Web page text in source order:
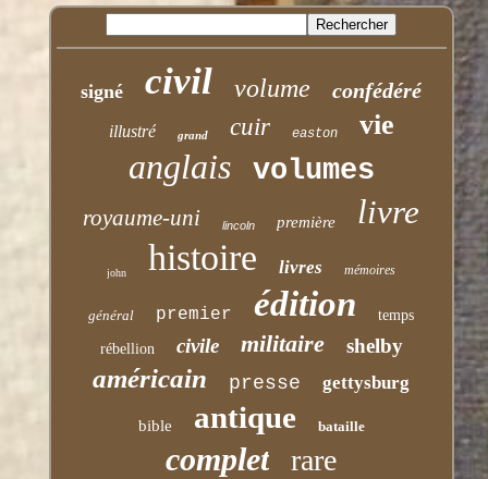
signé civil volume confédéré
illustré grand cuir easton vie
anglais volumes
royaume-uni lincoln première livre
john histoire livres mémoires
général premier édition temps
rébellion civile militaire shelby
américain presse gettysburg
bible antique bataille
complet rare